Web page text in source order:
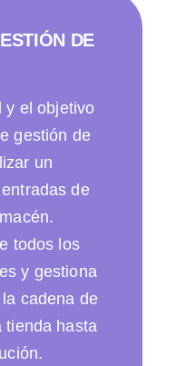
DE
y el objetivo
gestión de
un
de
todos los
y gestiona
cadena de
tienda hasta